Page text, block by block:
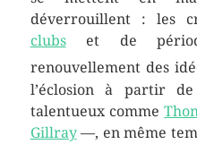
déverrouillent : les
clubset de
renouvellement des
l’éclosion à partir
talentueux comme
Gillray—, en même